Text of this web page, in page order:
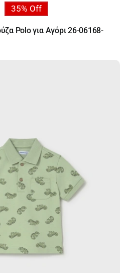
35% Off
Polo για Αγόρι 26-06168-